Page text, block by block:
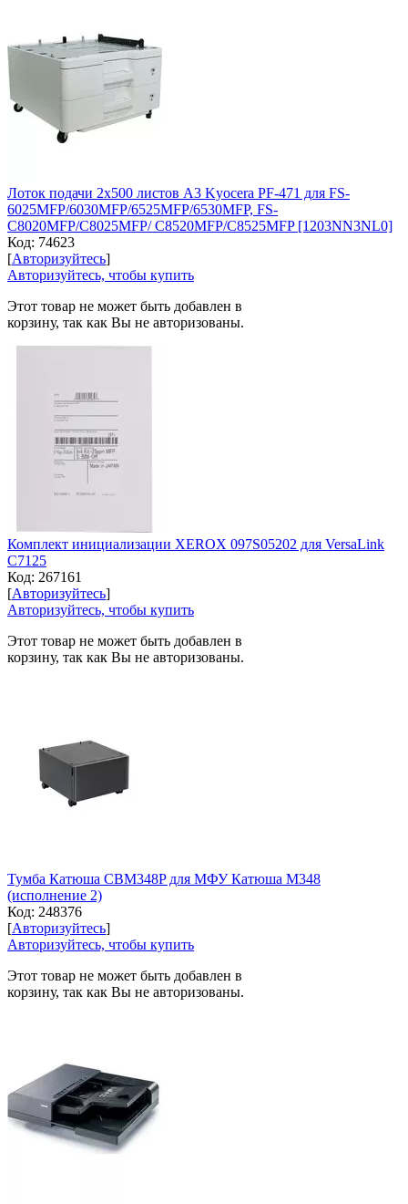
Лоток подачи 2x500 листов A3 Kyocera PF-471 для FS-
6025MFP/6030MFP/6525MFP/6530MFP, FS-
C8020MFP/C8025MFP/ C8520MFP/C8525MFP [1203NN3NL0]
Код: 74623
[Авторизуйтесь]
Авторизуйтесь, чтобы купить
Этот товар не может быть добавлен в
корзину, так как Вы не авторизованы.
Комплект инициализации XEROX 097S05202 для VersaLink
C7125
Код: 267161
[Авторизуйтесь]
Авторизуйтесь, чтобы купить
Этот товар не может быть добавлен в
корзину, так как Вы не авторизованы.
Тумба Катюша CBM348P для МФУ Катюша M348
(исполнение 2)
Код: 248376
[Авторизуйтесь]
Авторизуйтесь, чтобы купить
Этот товар не может быть добавлен в
корзину, так как Вы не авторизованы.